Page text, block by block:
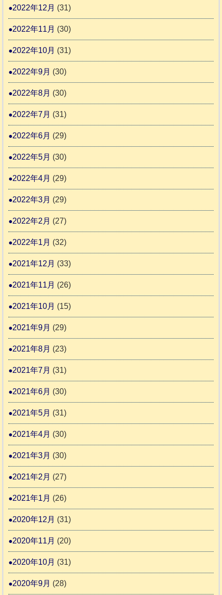
2022年12月 (31)
2022年11月 (30)
2022年10月 (31)
2022年9月 (30)
2022年8月 (30)
2022年7月 (31)
2022年6月 (29)
2022年5月 (30)
2022年4月 (29)
2022年3月 (29)
2022年2月 (27)
2022年1月 (32)
2021年12月 (33)
2021年11月 (26)
2021年10月 (15)
2021年9月 (29)
2021年8月 (23)
2021年7月 (31)
2021年6月 (30)
2021年5月 (31)
2021年4月 (30)
2021年3月 (30)
2021年2月 (27)
2021年1月 (26)
2020年12月 (31)
2020年11月 (20)
2020年10月 (31)
2020年9月 (28)